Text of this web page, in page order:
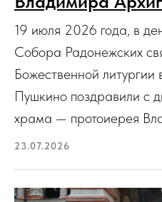
19 июля 2026 года, в
Собора Радонежских
Божественной
Пушкино поздравили с
храма — протоиерея
23.07.2026